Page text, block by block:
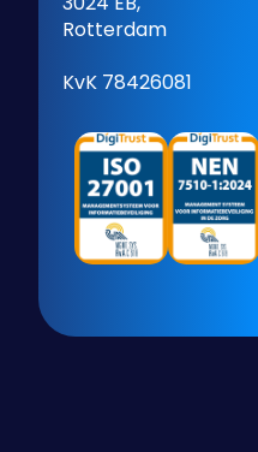
Rotterdam
KvK 78426081